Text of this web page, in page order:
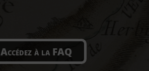
Accédez à la FAQ